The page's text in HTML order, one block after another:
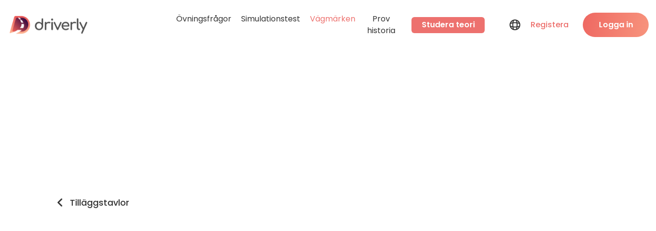
Övningsfrågor Simulationstest Vägmärken
Prov
historia
Studera teori Registera Logga in
Tilläggstavlor